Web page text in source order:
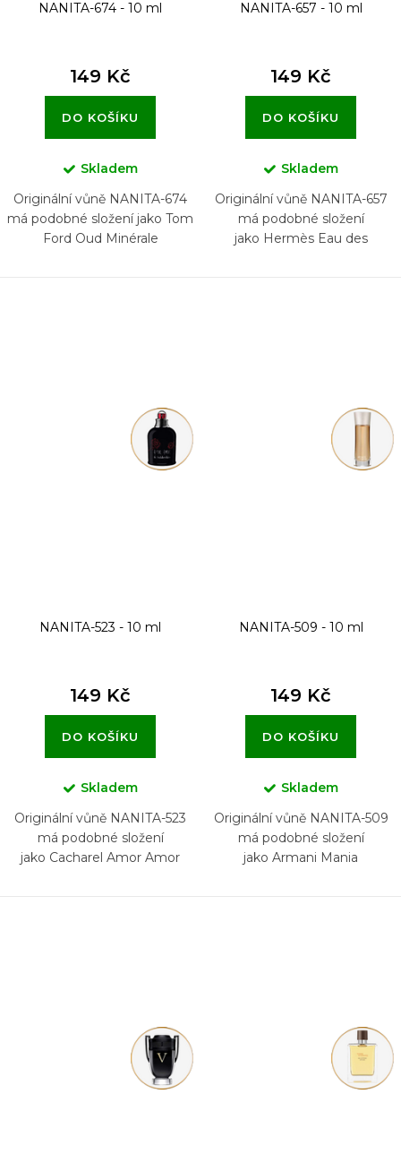
NANITA-674 - 10 ml
149 Kč
DO KOŠÍKU
Skladem
Originální vůně NANITA-674
má podobné složení jako Tom
Ford Oud Minérale
NANITA-657 - 10 ml
149 Kč
DO KOŠÍKU
Skladem
Originální vůně NANITA-657
má podobné složení
jako Hermès Eau des
NANITA-523 - 10 ml
149 Kč
DO KOŠÍKU
Skladem
Originální vůně NANITA-523
má podobné složení
jako Cacharel Amor Amor
NANITA-509 - 10 ml
149 Kč
DO KOŠÍKU
Skladem
Originální vůně NANITA-509
má podobné složení
jako Armani Mania